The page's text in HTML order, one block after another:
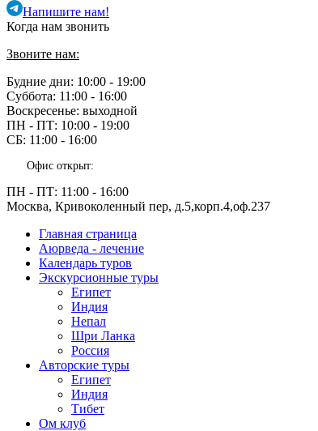
Напишите нам!
Когда нам звонить
Звоните нам:
Будние дни: 10:00 - 19:00
Суббота: 11:00 - 16:00
Воскресенье: выходной
ПН - ПТ: 10:00 - 19:00
СБ: 11:00 - 16:00
Офис открыт:
ПН - ПТ: 11:00 - 16:00
Москва, Кривоколенный пер, д.5,корп.4,оф.237
Главная страница
Аюрведа - лечение
Календарь туров
Экскурсионные туры
Египет
Индия
Непал
Шри Ланка
Россия
Авторские туры
Египет
Индия
Тибет
Ом клуб